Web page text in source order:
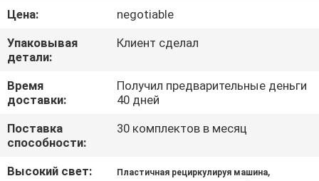
СВЯЖИТЕСЬ
МЫ
НОВОСТИ
СПРОСИТЕ
ЦИТАТУ
Цена:
negotiable
Упаковывая
детали:
Клиент сделал
Время
доставки:
Получил предварительные деньги
40 дней
Поставка
способности:
30 комплектов в месяц
Высокий свет: Пластичная рециркулируя машина,